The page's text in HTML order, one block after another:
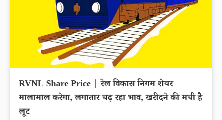
RVNL Share Price | रेल विकास निगम शेयर
मालामाल करेगा, लगातार चढ़ रहा भाव, खरीदने की मची है
लूट